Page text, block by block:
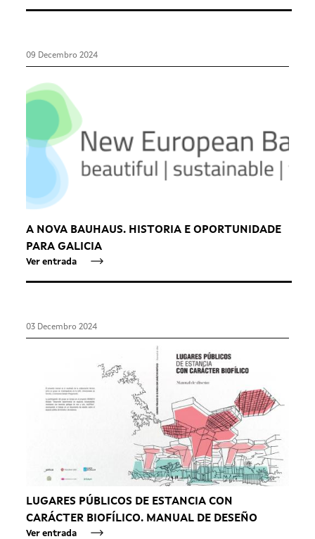
09 Decembro 2024
A NOVA BAUHAUS. HISTORIA E OPORTUNIDADE
PARA GALICIA
Ver entrada
03 Decembro 2024
LUGARES PÚBLICOS DE ESTANCIA CON
CARÁCTER BIOFÍLICO. MANUAL DE DESEÑO
Ver entrada